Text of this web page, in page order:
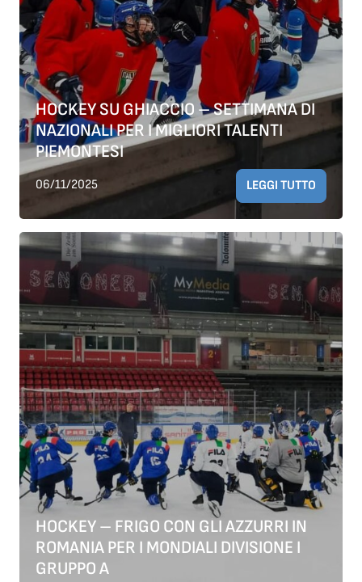
HOCKEY SU GHIACCIO – SETTIMANA DI
NAZIONALI PER I MIGLIORI TALENTI
PIEMONTESI
06/11/2025 LEGGI TUTTO
HOCKEY – FRIGO CON GLI AZZURRI IN
ROMANIA PER I MONDIALI DIVISIONE I
GRUPPO A